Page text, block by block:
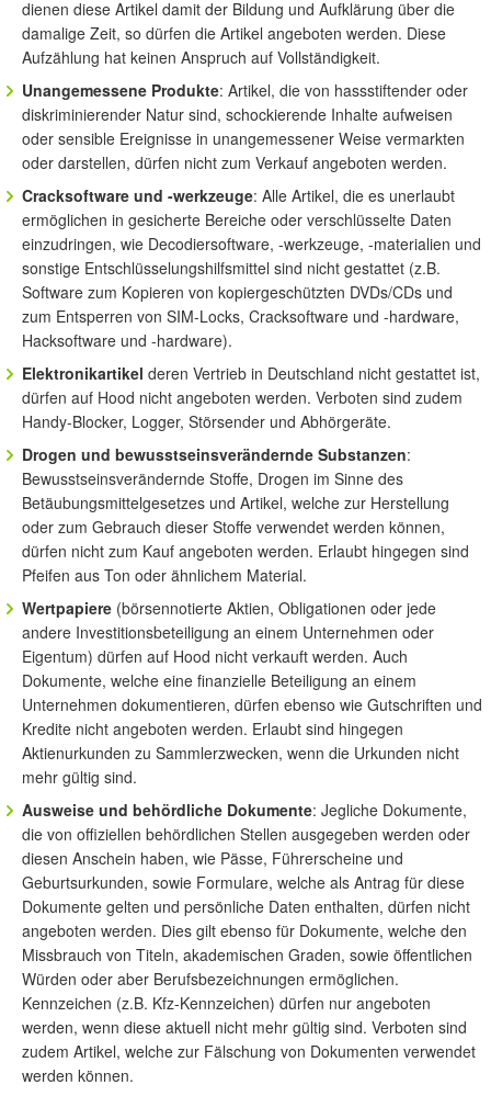
dienen diese Artikel damit der Bildung und Aufklärung über die
damalige Zeit, so dürfen die Artikel angeboten werden. Diese
Aufzählung hat keinen Anspruch auf Vollständigkeit.
Unangemessene Produkte: Artikel, die von hassstiftender oder
diskriminierender Natur sind, schockierende Inhalte aufweisen
oder sensible Ereignisse in unangemessener Weise vermarkten
oder darstellen, dürfen nicht zum Verkauf angeboten werden.
Cracksoftware und -werkzeuge: Alle Artikel, die es unerlaubt
ermöglichen in gesicherte Bereiche oder verschlüsselte Daten
einzudringen, wie Decodiersoftware, -werkzeuge, -materialien und
sonstige Entschlüsselungshilfsmittel sind nicht gestattet (z.B.
Software zum Kopieren von kopiergeschützten DVDs/CDs und
zum Entsperren von SIM-Locks, Cracksoftware und -hardware,
Hacksoftware und -hardware).
Elektronikartikel deren Vertrieb in Deutschland nicht gestattet ist,
dürfen auf Hood nicht angeboten werden. Verboten sind zudem
Handy-Blocker, Logger, Störsender und Abhörgeräte.
Drogen und bewusstseinsverändernde Substanzen:
Bewusstseinsverändernde Stoffe, Drogen im Sinne des
Betäubungsmittelgesetzes und Artikel, welche zur Herstellung
oder zum Gebrauch dieser Stoffe verwendet werden können,
dürfen nicht zum Kauf angeboten werden. Erlaubt hingegen sind
Pfeifen aus Ton oder ähnlichem Material.
Wertpapiere (börsennotierte Aktien, Obligationen oder jede
andere Investitionsbeteiligung an einem Unternehmen oder
Eigentum) dürfen auf Hood nicht verkauft werden. Auch
Dokumente, welche eine finanzielle Beteiligung an einem
Unternehmen dokumentieren, dürfen ebenso wie Gutschriften und
Kredite nicht angeboten werden. Erlaubt sind hingegen
Aktienurkunden zu Sammlerzwecken, wenn die Urkunden nicht
mehr gültig sind.
Ausweise und behördliche Dokumente: Jegliche Dokumente,
die von offiziellen behördlichen Stellen ausgegeben werden oder
diesen Anschein haben, wie Pässe, Führerscheine und
Geburtsurkunden, sowie Formulare, welche als Antrag für diese
Dokumente gelten und persönliche Daten enthalten, dürfen nicht
angeboten werden. Dies gilt ebenso für Dokumente, welche den
Missbrauch von Titeln, akademischen Graden, sowie öffentlichen
Würden oder aber Berufsbezeichnungen ermöglichen.
Kennzeichen (z.B. Kfz-Kennzeichen) dürfen nur angeboten
werden, wenn diese aktuell nicht mehr gültig sind. Verboten sind
zudem Artikel, welche zur Fälschung von Dokumenten verwendet
werden können.